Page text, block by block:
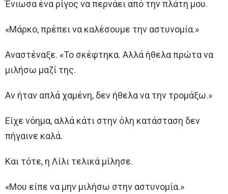
Ένιωσα ένα ρίγος να περνάει από την πλάτη μου.
«Μάρκο, πρέπει να καλέσουμε την αστυνομία.»
Αναστέναξε. «Το σκέφτηκα. Αλλά ήθελα πρώτα να
μιλήσω μαζί της.
Αν ήταν απλά χαμένη, δεν ήθελα να την τρομάξω.»
Είχε νόημα, αλλά κάτι στην όλη κατάσταση δεν
πήγαινε καλά.
Και τότε, η Λίλι τελικά μίλησε.
«Μου είπε να μην μιλήσω στην αστυνομία.»